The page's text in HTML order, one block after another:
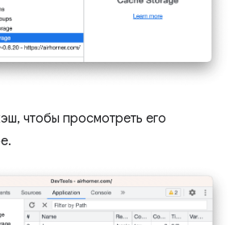
чтобы просмотреть его